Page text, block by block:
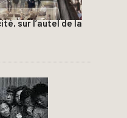
sur l’autel de la